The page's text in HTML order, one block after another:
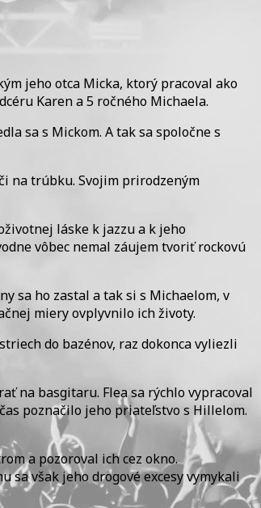
jeho otca Micka, ktorý pracoval ako
Karen a 5 ročného Michaela.
sa s Mickom. A tak sa spoločne s
na trúbku. Svojim prirodzeným
láske k jazzu a k jeho
vôbec nemal záujem tvoriť rockovú
sa ho zastal a tak si s Michaelom, v
miery ovplyvnilo ich životy.
do bazénov, raz dokonca vyliezli
na basgitaru. Flea sa rýchlo vypracoval
poznačilo jeho priateľstvo s Hillelom.
a pozoroval ich cez okno.
však jeho drogové excesy vymykali